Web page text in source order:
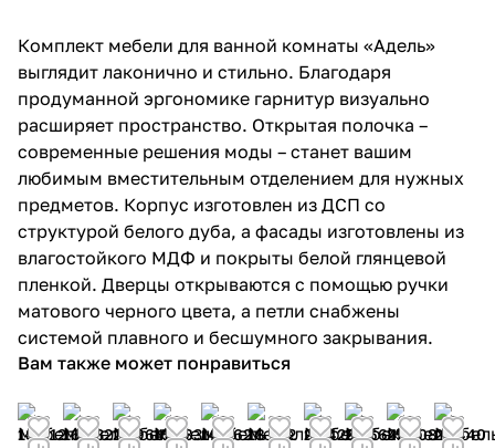
Комплект мебели для ванной комнаты «Адель»
выглядит лаконично и стильно. Благодаря
продуманной эргономике гарнитур визуально
расширяет пространство. Открытая полочка –
современные решения моды – станет вашим
любимым вместительным отделением для нужных
предметов. Корпус изготовлен из ДСП со
структурой белого дуба, а фасады изготовлены из
влагостойкого МДФ и покрыты белой глянцевой
пленкой. Дверцы открываются с помощью ручки
матового черного цвета, а петли снабжены
системой плавного и бесшумного закрывания.
Вам также может понравиться
18 61216 63223 96415 58314 46218 552 29 42824 66425 30823 440